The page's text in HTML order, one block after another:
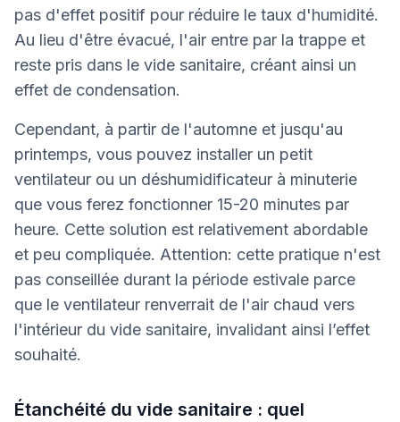
pas d'effet positif pour réduire le taux d'humidité.
Au lieu d'être évacué, l'air entre par la trappe et
reste pris dans le vide sanitaire, créant ainsi un
effet de condensation.
Cependant, à partir de l'automne et jusqu'au
printemps, vous pouvez installer un petit
ventilateur ou un déshumidificateur à minuterie
que vous ferez fonctionner 15-20 minutes par
heure. Cette solution est relativement abordable
et peu compliquée. Attention: cette pratique n'est
pas conseillée durant la période estivale parce
que le ventilateur renverrait de l'air chaud vers
l'intérieur du vide sanitaire, invalidant ainsi l’effet
souhaité.
Étanchéité du vide sanitaire : quel